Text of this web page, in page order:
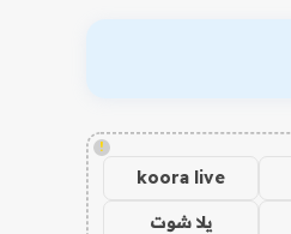
!
koora live
يلا شوت